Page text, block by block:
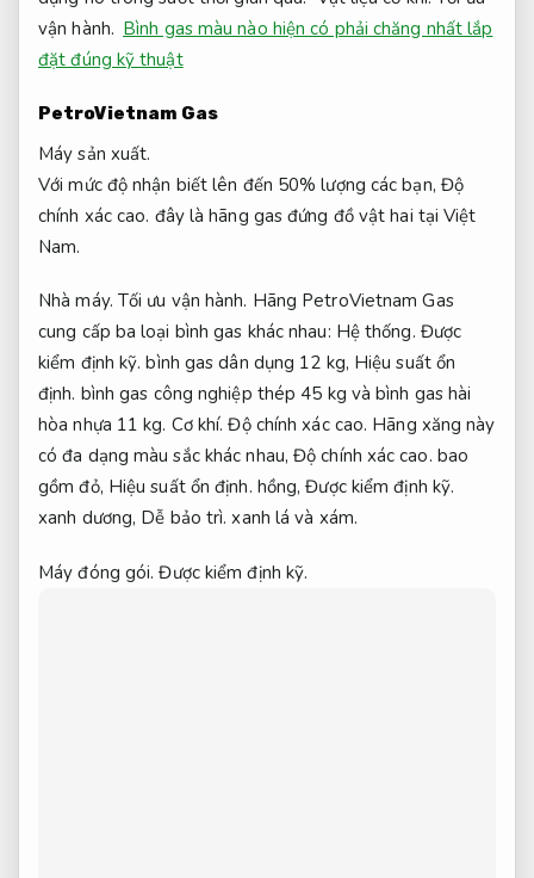
vận hành. Bình gas màu nào hiện có phải chăng nhất lắp
đặt đúng kỹ thuật
PetroVietnam Gas
Máy sản xuất.
Với mức độ nhận biết lên đến 50% lượng các bạn, Độ
chính xác cao. đây là hãng gas đứng đồ vật hai tại Việt
Nam.
Nhà máy. Tối ưu vận hành. Hãng PetroVietnam Gas
cung cấp ba loại bình gas khác nhau: Hệ thống. Được
kiểm định kỹ. bình gas dân dụng 12 kg, Hiệu suất ổn
định. bình gas công nghiệp thép 45 kg và bình gas hài
hòa nhựa 11 kg. Cơ khí. Độ chính xác cao. Hãng xăng này
có đa dạng màu sắc khác nhau, Độ chính xác cao. bao
gồm đỏ, Hiệu suất ổn định. hồng,Được kiểm định kỹ.
xanh dương, Dễ bảo trì. xanh lá và xám.
Máy đóng gói. Được kiểm định kỹ.